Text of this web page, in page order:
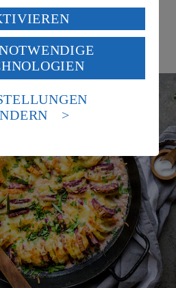
Daten in den
YouTube:
klickst, willigst du im Sinne
1 lit. a) DSGVO ein, dass deine
werden. Der EuGH sieht
nach europäischen
Datenschutzniveau an.
Zugriffs durch US-
der Seite findest du